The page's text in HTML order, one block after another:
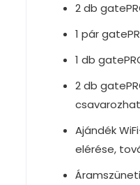
2 db
1 pár
1 db
2 db
Ajándék
elérése,